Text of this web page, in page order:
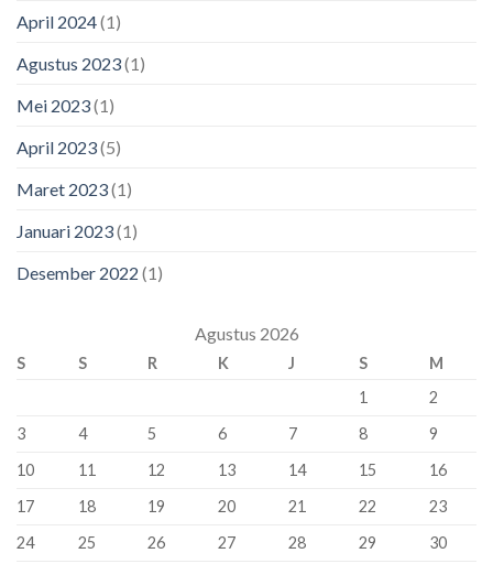
April 2024(1)
Agustus 2023(1)
Mei 2023(1)
April 2023(5)
Maret 2023(1)
Januari 2023(1)
Desember 2022 (1)
Agustus 2026
S S R K J S
M
1
2
3
4 5 6 7 8
9
10
11 12 13 14 15
16
17
18 19 20 21 22
23
24
25 26 27 28 29 30